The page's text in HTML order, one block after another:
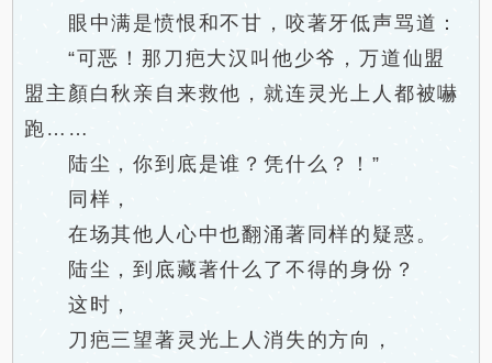
眼中满是愤恨和不甘，咬著牙低声骂道：
“可恶！那刀疤大汉叫他少爷，万道仙盟
盟主顏白秋亲自来救他，就连灵光上人都被嚇
跑……
陆尘，你到底是谁？凭什么？！”
同样，
在场其他人心中也翻涌著同样的疑惑。
陆尘，到底藏著什么了不得的身份？
这时，
刀疤三望著灵光上人消失的方向，